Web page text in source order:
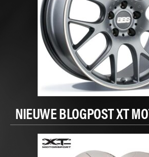
NIEUWE BLOGPOST XT